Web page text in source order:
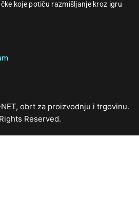
koje potiču razmišljanje kroz igru
obrt za proizvodnju i trgovinu.
Reserved.